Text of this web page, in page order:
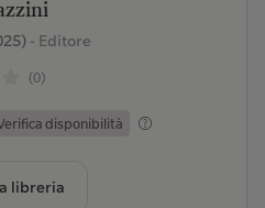
- Editore
(0)
disponibilità
libreria